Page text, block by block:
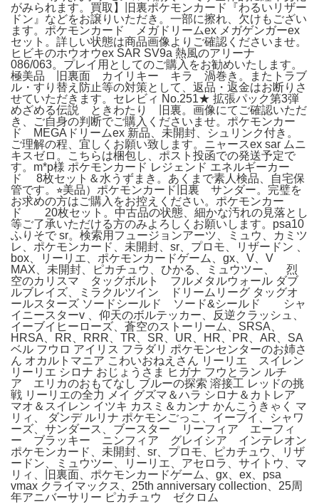
がみられます。買取】旧裏ポケモンカード『わるいリザー
ドン』などをお譲りいただき。一部に擦れ、欠けもござい
ます。ポケモンカード メガドリームex メガゲンガーex
セット。詳しい状態は商品画像よりご確認くださいませ。
ヒビキのホウオウex SAR SV9a 熱風のアリーナ
086/063。プレイ用としてのご購入をお勧めいたします。
極美品 旧裏面 カイリキー キラ 渦巻き。またトラブ
ル・すり替え防止等の対策として、返品・返金はお断りさ
せていただきます。セレビィ No.251★ 拡張パック第3弾
めざめる伝説 ときわたり 旧裏。画像にてご確認いただ
き、ご自身の判断でご購入くださいませ。ポケモンカー
ド MEGAドリームex 新品、未開封、シュリンク付き。
ご理解の程、宜しくお願い致します。ニャースex sar ムニ
キスゼロ。こちらは梱包し、ポスト投函での発送予定で
す。m*p様 ポケモンカード レジェンド エネルギーカー
ド 8枚セット＆水うずまき。あくまで素人検品、自宅保
管です。⭐︎美品）ポケモンカード旧裏 サンダー。完璧を
お求めの方はご購入をお控えください。ポケモンカー
ド 20枚セット。中古品の状態、細かな汚れの見落とし
等ご了承いただける方のみよろしくお願いします。psa10
ふりそで sr。検索用フュージョンアーツ、ミュウ、カミツ
レ、ポケモンカード、未開封、sr、プロモ、リザードン 、
box、リーリエ、ポケモンカードゲーム、gx、V、V
MAX、未開封、ピカチュウ、ひかる、ミュウツー、 烈
空のカリスマ タッグボルト フルメタルウォール ダブ
ルブレイズ、ミラクルツイン ドリームリーグ タッグオ
ールスターズ ソードシールド ソード&シールド シャ
イニースターv 、仰天のボルテッカー、反逆クラッシュ、
イーブイヒーローズ、蒼空のストーリーム、SRSA、
HRSA、RR、RRR、TR、SR、UR、HR、PR、AR、SA
ベル フウロ アイリス フラダリ ポケモンセンターのお姉さ
ん オカルトマニア こわいおねえさん リーリエ スイレン
リーリエ シロナ おじょうさま ヒガナ フウとラン ルチ
ア エリカのおもてなし ブルーの探索 溶接工 レッドの挑
戦 リーリエの全力 メイ グズマ＆ハラ シロナ＆カトレア
マオ＆スイレン イツキ カスミ＆カンナ かんこうきゃく マ
リィ、 ダンデ ルリナ ポケモンごっこ、イーブイ、シャワ
ーズ、サンダース、ブースター リーフィア エーフィ
ー ブラッキー ニンフィア グレイシア インテレオン
ポケモンカード、未開封、sr、プロモ、ピカチュウ、リザ
ードン、ミュウツー、リーリエ、アセロラ、サイトウ、マ
リィ、旧裏面、ポケモンカードゲーム、gx、ex、psa
vmax クライマックス、25th anniversary collection、25周
年アニバーサリー ピカチュウ ゼクロム